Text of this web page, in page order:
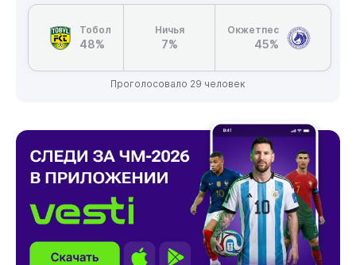
Тобол
48%
Ничья
7%
Окжетпес
45%
Проголосовало 29 человек